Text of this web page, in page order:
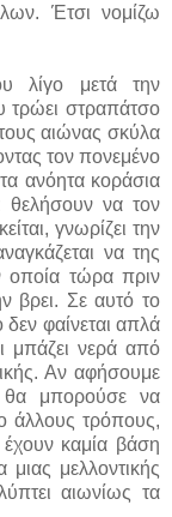
Έτσι νομίζω
λίγο μετά την
τρώει στραπάτσο
αιώνας σκύλα
τον πονεμένο
ανόητα κοράσια
θελήσουν να τον
γνωρίζει την
να της
οποία τώρα πριν
βρει. Σε αυτό το
φαίνεται απλά
μπάζει νερά από
Αν αφήσουμε
μπορούσε να
άλλους τρόπους,
καμία βάση
μελλοντικής
αιωνίως τα